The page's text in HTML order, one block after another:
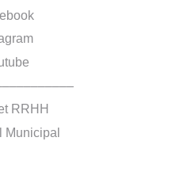
RRHH
Municipal